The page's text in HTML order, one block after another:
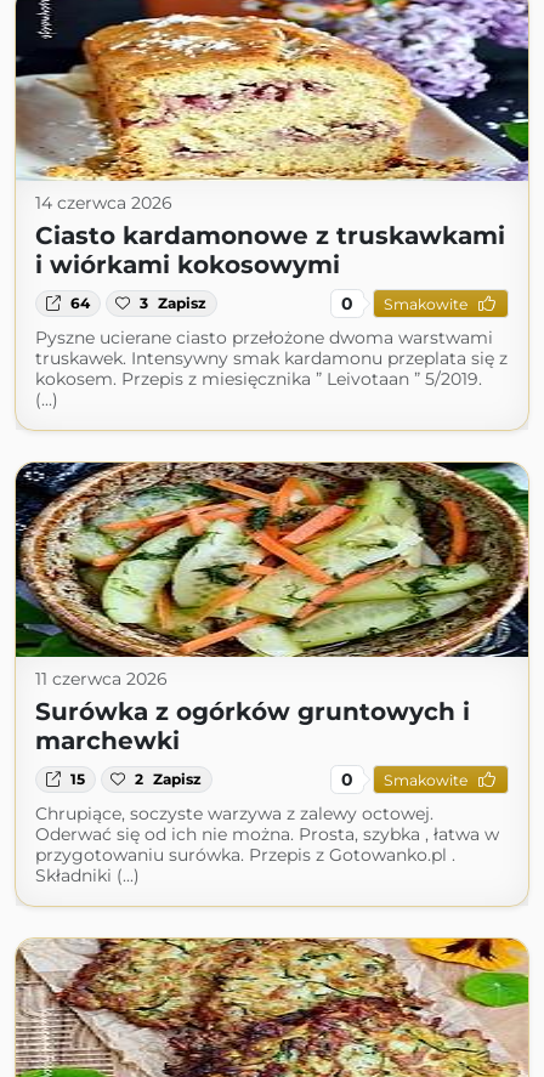
14 czerwca 2026
Ciasto kardamonowe z truskawkami
i wiórkami kokosowymi
64 3 Zapisz 0 Smakowite
Pyszne ucierane ciasto przełożone dwoma warstwami
truskawek. Intensywny smak kardamonu przeplata się z
kokosem. Przepis z miesięcznika ” Leivotaan ” 5/2019.
(...)
11 czerwca 2026
Surówka z ogórków gruntowych i
marchewki
15 2 Zapisz 0 Smakowite
Chrupiące, soczyste warzywa z zalewy octowej.
Oderwać się od ich nie można. Prosta, szybka , łatwa w
przygotowaniu surówka. Przepis z Gotowanko.pl .
Składniki (...)